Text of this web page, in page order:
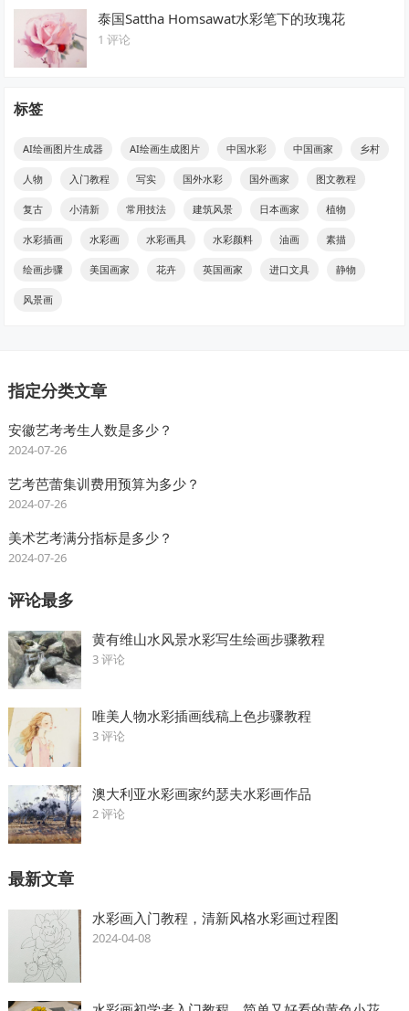
泰国Sattha Homsawat水彩笔下的玫瑰花
1 评论
标签
AI绘画图片生成器 AI绘画生成图片 中国水彩 中国画家 乡村
人物 入门教程 写实 国外水彩 国外画家 图文教程
复古 小清新 常用技法 建筑风景 日本画家 植物
水彩插画 水彩画 水彩画具 水彩颜料 油画 素描
绘画步骤 美国画家 花卉 英国画家 进口文具 静物
风景画
指定分类文章
安徽艺考考生人数是多少？
2024-07-26
艺考芭蕾集训费用预算为多少？
2024-07-26
美术艺考满分指标是多少？
2024-07-26
评论最多
黄有维山水风景水彩写生绘画步骤教程
3 评论
唯美人物水彩插画线稿上色步骤教程
3 评论
澳大利亚水彩画家约瑟夫水彩画作品
2 评论
最新文章
水彩画入门教程，清新风格水彩画过程图
2024-04-08